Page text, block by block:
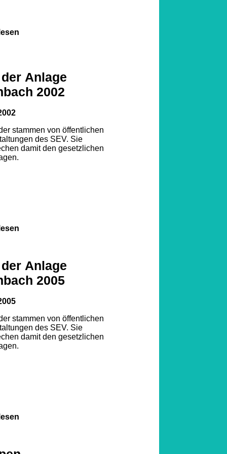
Anlage
2002
stammen von öffentlichen
des SEV. Sie
damit den gesetzlichen
Anlage
2005
stammen von öffentlichen
des SEV. Sie
damit den gesetzlichen